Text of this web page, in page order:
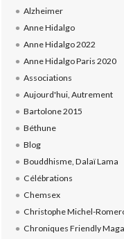
Alzheimer
Anne Hidalgo
Anne Hidalgo 2022
Anne Hidalgo Paris 2020
Associations
Aujourd'hui, Autrement
Bartolone 2015
Béthune
Blog
Bouddhisme, Dalaï Lama
Célébrations
Chemsex
Christophe Michel-
Chroniques Friendly